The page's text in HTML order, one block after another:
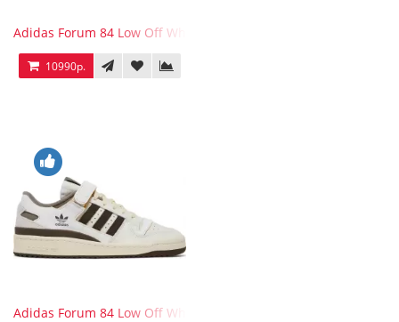
Adidas Forum 84 Low Off White Collegiate Navy
10990р.
Adidas Forum 84 Low Off White Brown